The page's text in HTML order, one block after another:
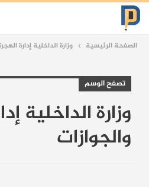
الصفحة الرئيسية وزارة الداخلية إدارة
تصفح الوسم
وزارة الداخلية
والجوازات